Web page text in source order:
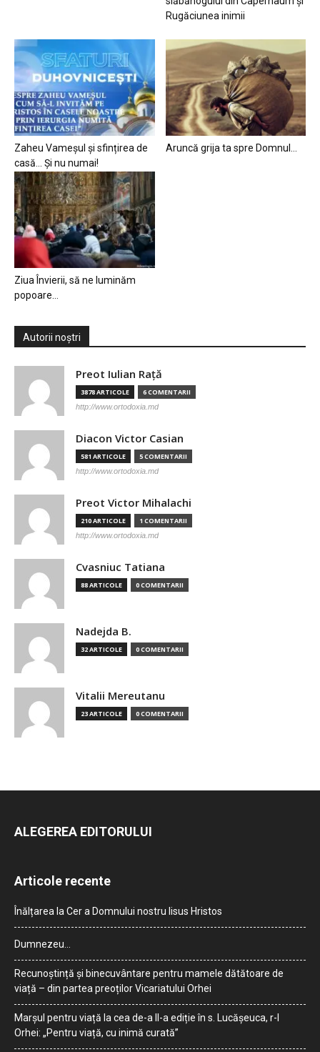
Rugăciunea inimii
Zaheu Vameșul și sfințirea de
casă… Și nu numai!
Aruncă grija ta spre Domnul…
Ziua Învierii, să ne luminăm
popoare…
Autorii noștri
Preot Iulian Raţă
3878 ARTICOLE 6 COMENTARII
http://www.ortodoxia.md
Diacon Victor Casian
581 ARTICOLE 5 COMENTARII
http://www.ortodoxia.md
Preot Victor Mihalachi
210 ARTICOLE 1 COMENTARII
http://www.ortodoxia.md
Cvasniuc Tatiana
88 ARTICOLE 0 COMENTARII
Nadejda B.
32 ARTICOLE 0 COMENTARII
Vitalii Mereutanu
23 ARTICOLE 0 COMENTARII
ALEGEREA EDITORULUI
Articole recente
Înălțarea la Cer a Domnului nostru Iisus Hristos
Dumnezeu…
Recunoștință și binecuvântare pentru mamele dătătoare de
viață – din partea preoților Vicariatului Orhei
Marșul pentru viață la cea de-a II-a ediție în s. Lucășeuca, r-l
Orhei: „Pentru viață, cu inimă curată”